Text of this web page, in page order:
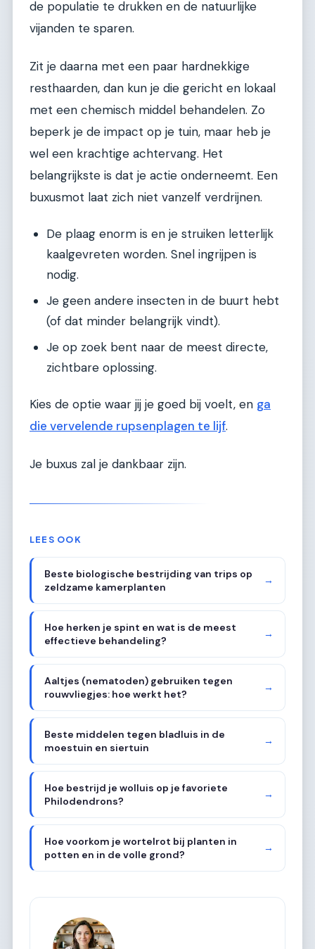
de populatie te drukken en de natuurlijke
vijanden te sparen.
Zit je daarna met een paar hardnekkige
resthaarden, dan kun je die gericht en lokaal
met een chemisch middel behandelen. Zo
beperk je de impact op je tuin, maar heb je
wel een krachtige achtervang. Het
belangrijkste is dat je actie onderneemt. Een
buxusmot laat zich niet vanzelf verdrijnen.
De plaag enorm is en je struiken letterlijk
kaalgevreten worden. Snel ingrijpen is
nodig.
Je geen andere insecten in de buurt hebt
(of dat minder belangrijk vindt).
Je op zoek bent naar de meest directe,
zichtbare oplossing.
Kies de optie waar jij je goed bij voelt, en ga
die vervelende rupsenplagen te lijf.
Je buxus zal je dankbaar zijn.
LEES OOK
Beste biologische bestrijding van trips op
zeldzame kamerplanten
→
Hoe herken je spint en wat is de meest
effectieve behandeling?
→
Aaltjes (nematoden) gebruiken tegen
rouwvliegjes: hoe werkt het?
→
Beste middelen tegen bladluis in de
moestuin en siertuin
→
Hoe bestrijd je wolluis op je favoriete
Philodendrons?
→
Hoe voorkom je wortelrot bij planten in
potten en in de volle grond?
→